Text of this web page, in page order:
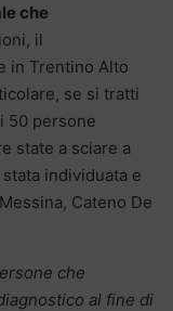
che
il
in Trentino Alto
se si tratti
50 persone
state a sciare a
individuata e
Cateno De
che
al fine di